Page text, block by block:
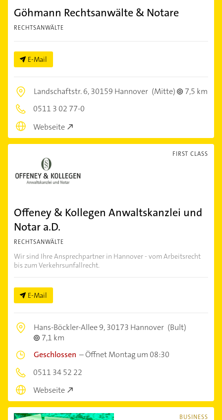
Göhmann Rechtsanwälte & Notare
RECHTSANWÄLTE
E-Mail
Landschaftstr. 6,30159 Hannover (Mitte)
7,5 km
0511 3 02 77-0
Webseite
FIRST CLASS
Offeney & Kollegen Anwaltskanzlei und
Notar a.D.
RECHTSANWÄLTE
Wir sind Ihre Ansprechpartner in Hannover - vom Arbeitsrecht
bis zum Verkehrsunfallrecht.
E-Mail
Hans-Böckler-Allee 9,30173 Hannover (Bult)
7,1 km
Geschlossen –Öffnet Montag um 08:30
0511 34 52 22
Webseite
BUSINESS